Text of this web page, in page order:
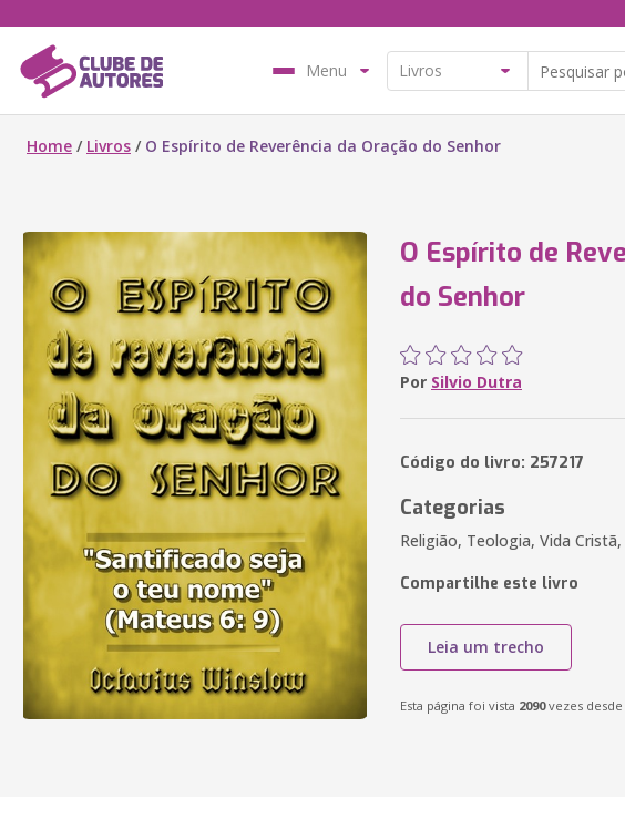
Menu
Home / Livros / O Espírito de Reverência da Oração do Senhor
O Espírito de
do Senhor
Por Silvio Dutra
Código do livro: 257217
Categorias
Religião, Teologia, Vida
Compartilhe este livro
Leia um trecho
Esta página foi vista 2090vezes desde